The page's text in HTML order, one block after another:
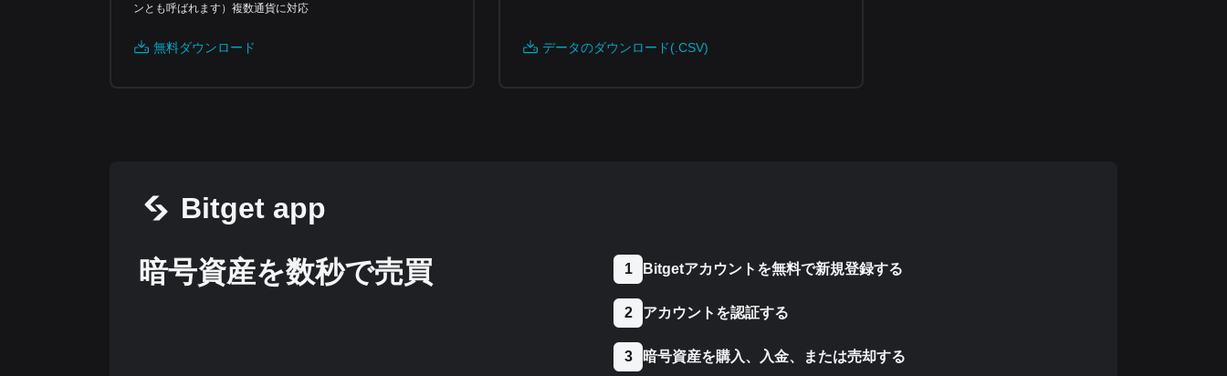
ンとも呼ばれます）複数通貨に対応
無料ダウンロード データのダウンロード(.CSV)
Bitget app
暗号資産を数秒で売買
1 Bitgetアカウントを無料で新規登録する
2 アカウントを認証する
3 暗号資産を購入、入金、または売却する